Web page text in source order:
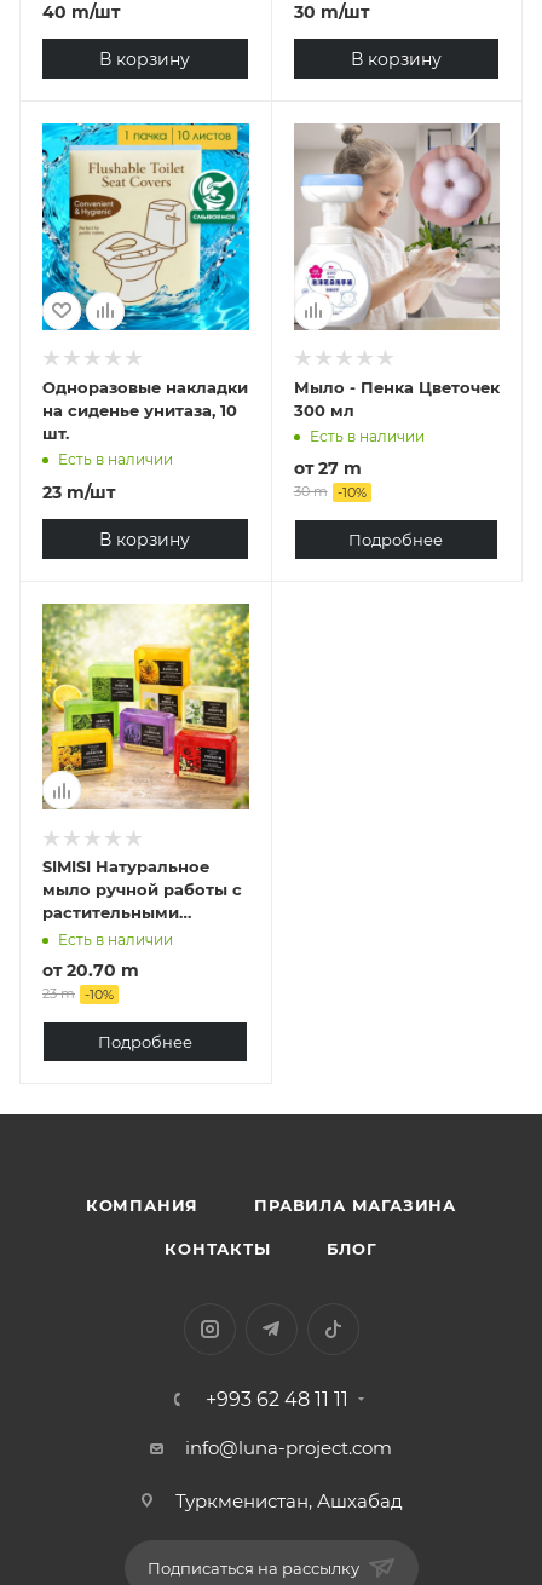
40 m/шт
В корзину
30 m/шт
В корзину
Одноразовые накладки
на сиденье унитаза, 10
шт.
Есть в наличии
23 m/шт
В корзину
Мыло - Пенка Цветочек
300 мл
Есть в наличии
от27 m
30 m -10%
Подробнее
SIMISI Натуральное
мыло ручной работы с
растительными
экстрактами и
Есть в наличии
от20.70 m
23 m -10%
Подробнее
КОМПАНИЯ ПРАВИЛА МАГАЗИНА
КОНТАКТЫ БЛОГ
+993 62 48 11 11
info@luna-project.com
Туркменистан, Ашхабад
Подписаться на рассылку